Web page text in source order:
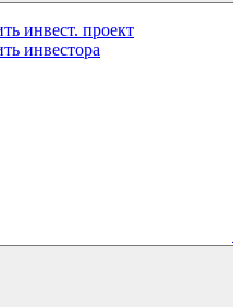
инвест. проект
инвестора